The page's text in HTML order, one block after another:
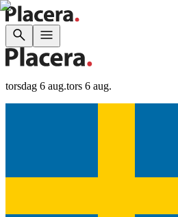
torsdag 6 aug.tors 6 aug.